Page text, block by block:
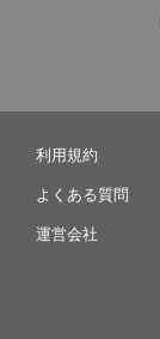
利用規約
よくある質問
運営会社